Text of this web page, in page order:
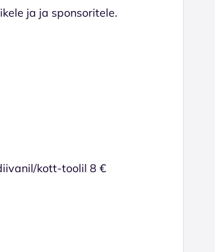
ja ja sponsoritele.
kott-toolil 8 €